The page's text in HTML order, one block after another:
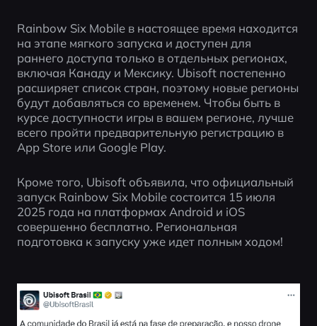
Rainbow Six Mobile в настоящее время находится
на этапе мягкого запуска и доступен для
раннего доступа только в отдельных регионах,
включая Канаду и Мексику. Ubisoft постепенно
расширяет список стран, поэтому новые регионы
будут добавляться со временем. Чтобы быть в
курсе доступности игры в вашем регионе, лучше
всего пройти предварительную регистрацию в
App Store или Google Play.
Кроме того, Ubisoft объявила, что официальный
запуск Rainbow Six Mobile состоится 15 июля
2025 года на платформах Android и iOS
совершенно бесплатно. Региональная
подготовка к запуску уже идет полным ходом!